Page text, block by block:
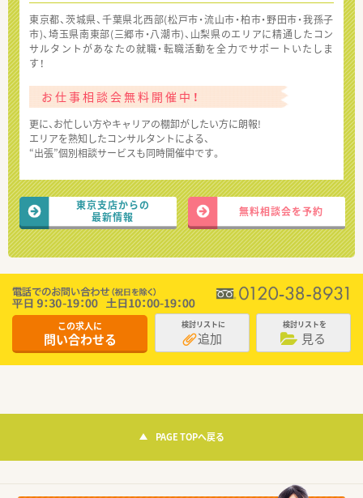
東京都、茨城県、千葉県北西部(松戸市・流山市・柏市・野田市・我孫子
市)、埼玉県南東部(三郷市・八潮市)、山梨県のエリアに精通したコン
サルタントがあなたの就職・転職活動を全力でサポートいたしま
す！
お仕事相談会無料開催中！
更に、お忙しい方やキャリアの棚卸がしたい方に朗報!
エリアを熟知したコンサルタントによる、
“出張”個別相談サービスも同時開催中です。
東京支店からの
最新情報
無料相談会を予約
この求人に
問い合わせる
検討リストに
追加
検討リストを
見る
PAGE TOPへ戻る